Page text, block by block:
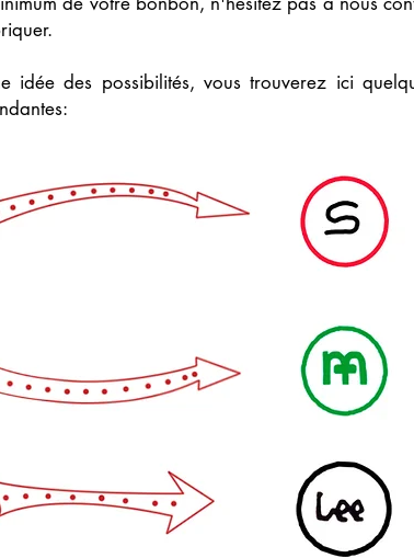
des possibilités, vous trouverez ici